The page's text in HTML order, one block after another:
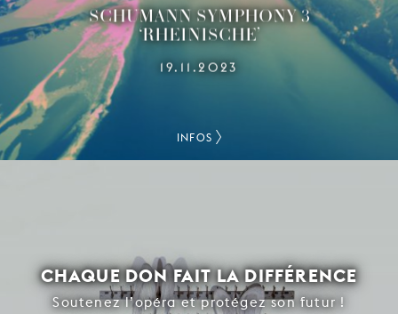
SCHUMANN SYMPHONY 3
‘RHEINISCHE’
19.11.2023
INFOS
CHAQUE DON FAIT LA DIFFÉRENCE
Soutenez l’opéra et protégez son futur !